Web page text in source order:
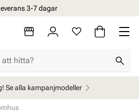
3-7 dagar
Se alla kampanjmodeller